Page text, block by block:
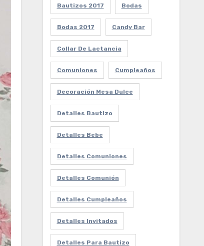
Bautizos 2017 Bodas
Bodas 2017 Candy Bar
Collar De Lactancia
Comuniones Cumpleaños
Decoración Mesa Dulce
Detalles Bautizo
Detalles Bebe
Detalles Comuniones
Detalles Comunión
Detalles Cumpleaños
Detalles Invitados
Detalles Para Bautizo